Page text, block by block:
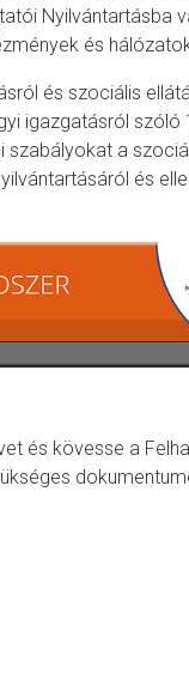
Nyilvántartásba
és
és szociális
igazgatásról szóló
a
és
és kövesse a